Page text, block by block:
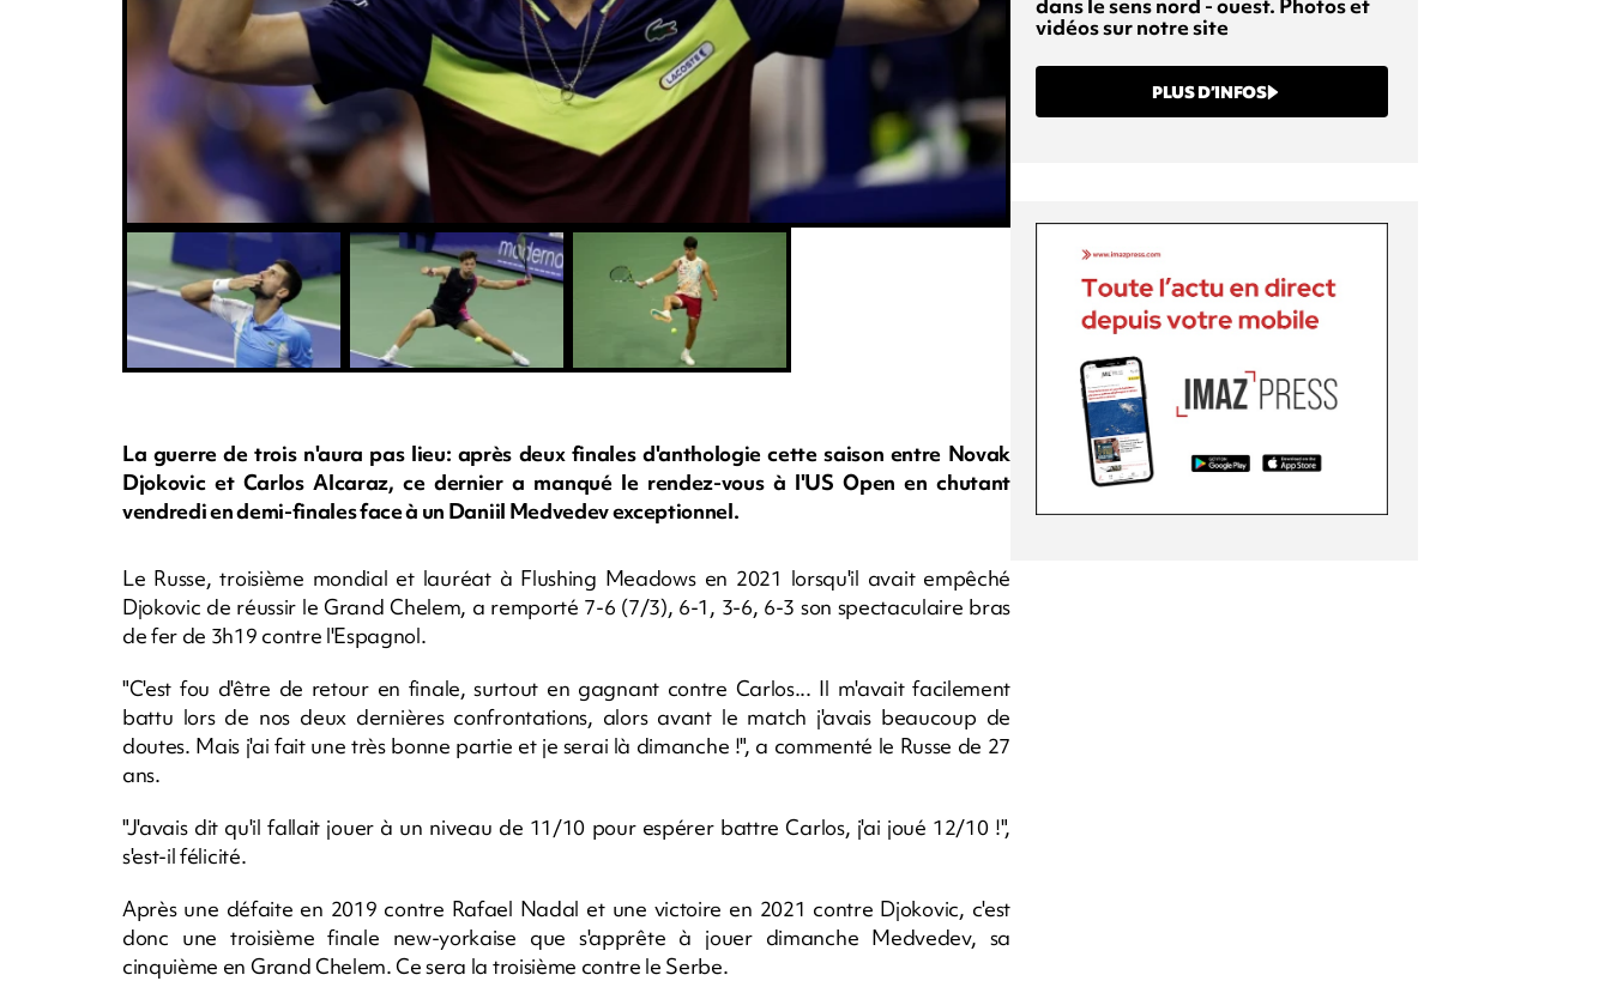
La guerre de trois n'aura pas lieu: après deux finales d'anthologie cette saison entre Novak
Djokovic et Carlos Alcaraz, ce dernier a manqué le rendez-vous à l'US Open en chutant
vendredi en demi-finales face à un Daniil Medvedev exceptionnel.
Le Russe, troisième mondial et lauréat à Flushing Meadows en 2021 lorsqu'il avait empêché
Djokovic de réussir le Grand Chelem, a remporté 7-6 (7/3), 6-1, 3-6, 6-3 son spectaculaire bras
de fer de 3h19 contre l'Espagnol.
"C'est fou d'être de retour en finale, surtout en gagnant contre Carlos... Il m'avait facilement
battu lors de nos deux dernières confrontations, alors avant le match j'avais beaucoup de
doutes. Mais j'ai fait une très bonne partie et je serai là dimanche !", a commenté le Russe de 27
ans.
"J'avais dit qu'il fallait jouer à un niveau de 11/10 pour espérer battre Carlos, j'ai joué 12/10 !",
s'est-il félicité.
Après une défaite en 2019 contre Rafael Nadal et une victoire en 2021 contre Djokovic, c'est
donc une troisième finale new-yorkaise que s'apprête à jouer dimanche Medvedev, sa
cinquième en Grand Chelem. Ce sera la troisième contre le Serbe.
vidéos sur notre site
PLUS D’INFOS